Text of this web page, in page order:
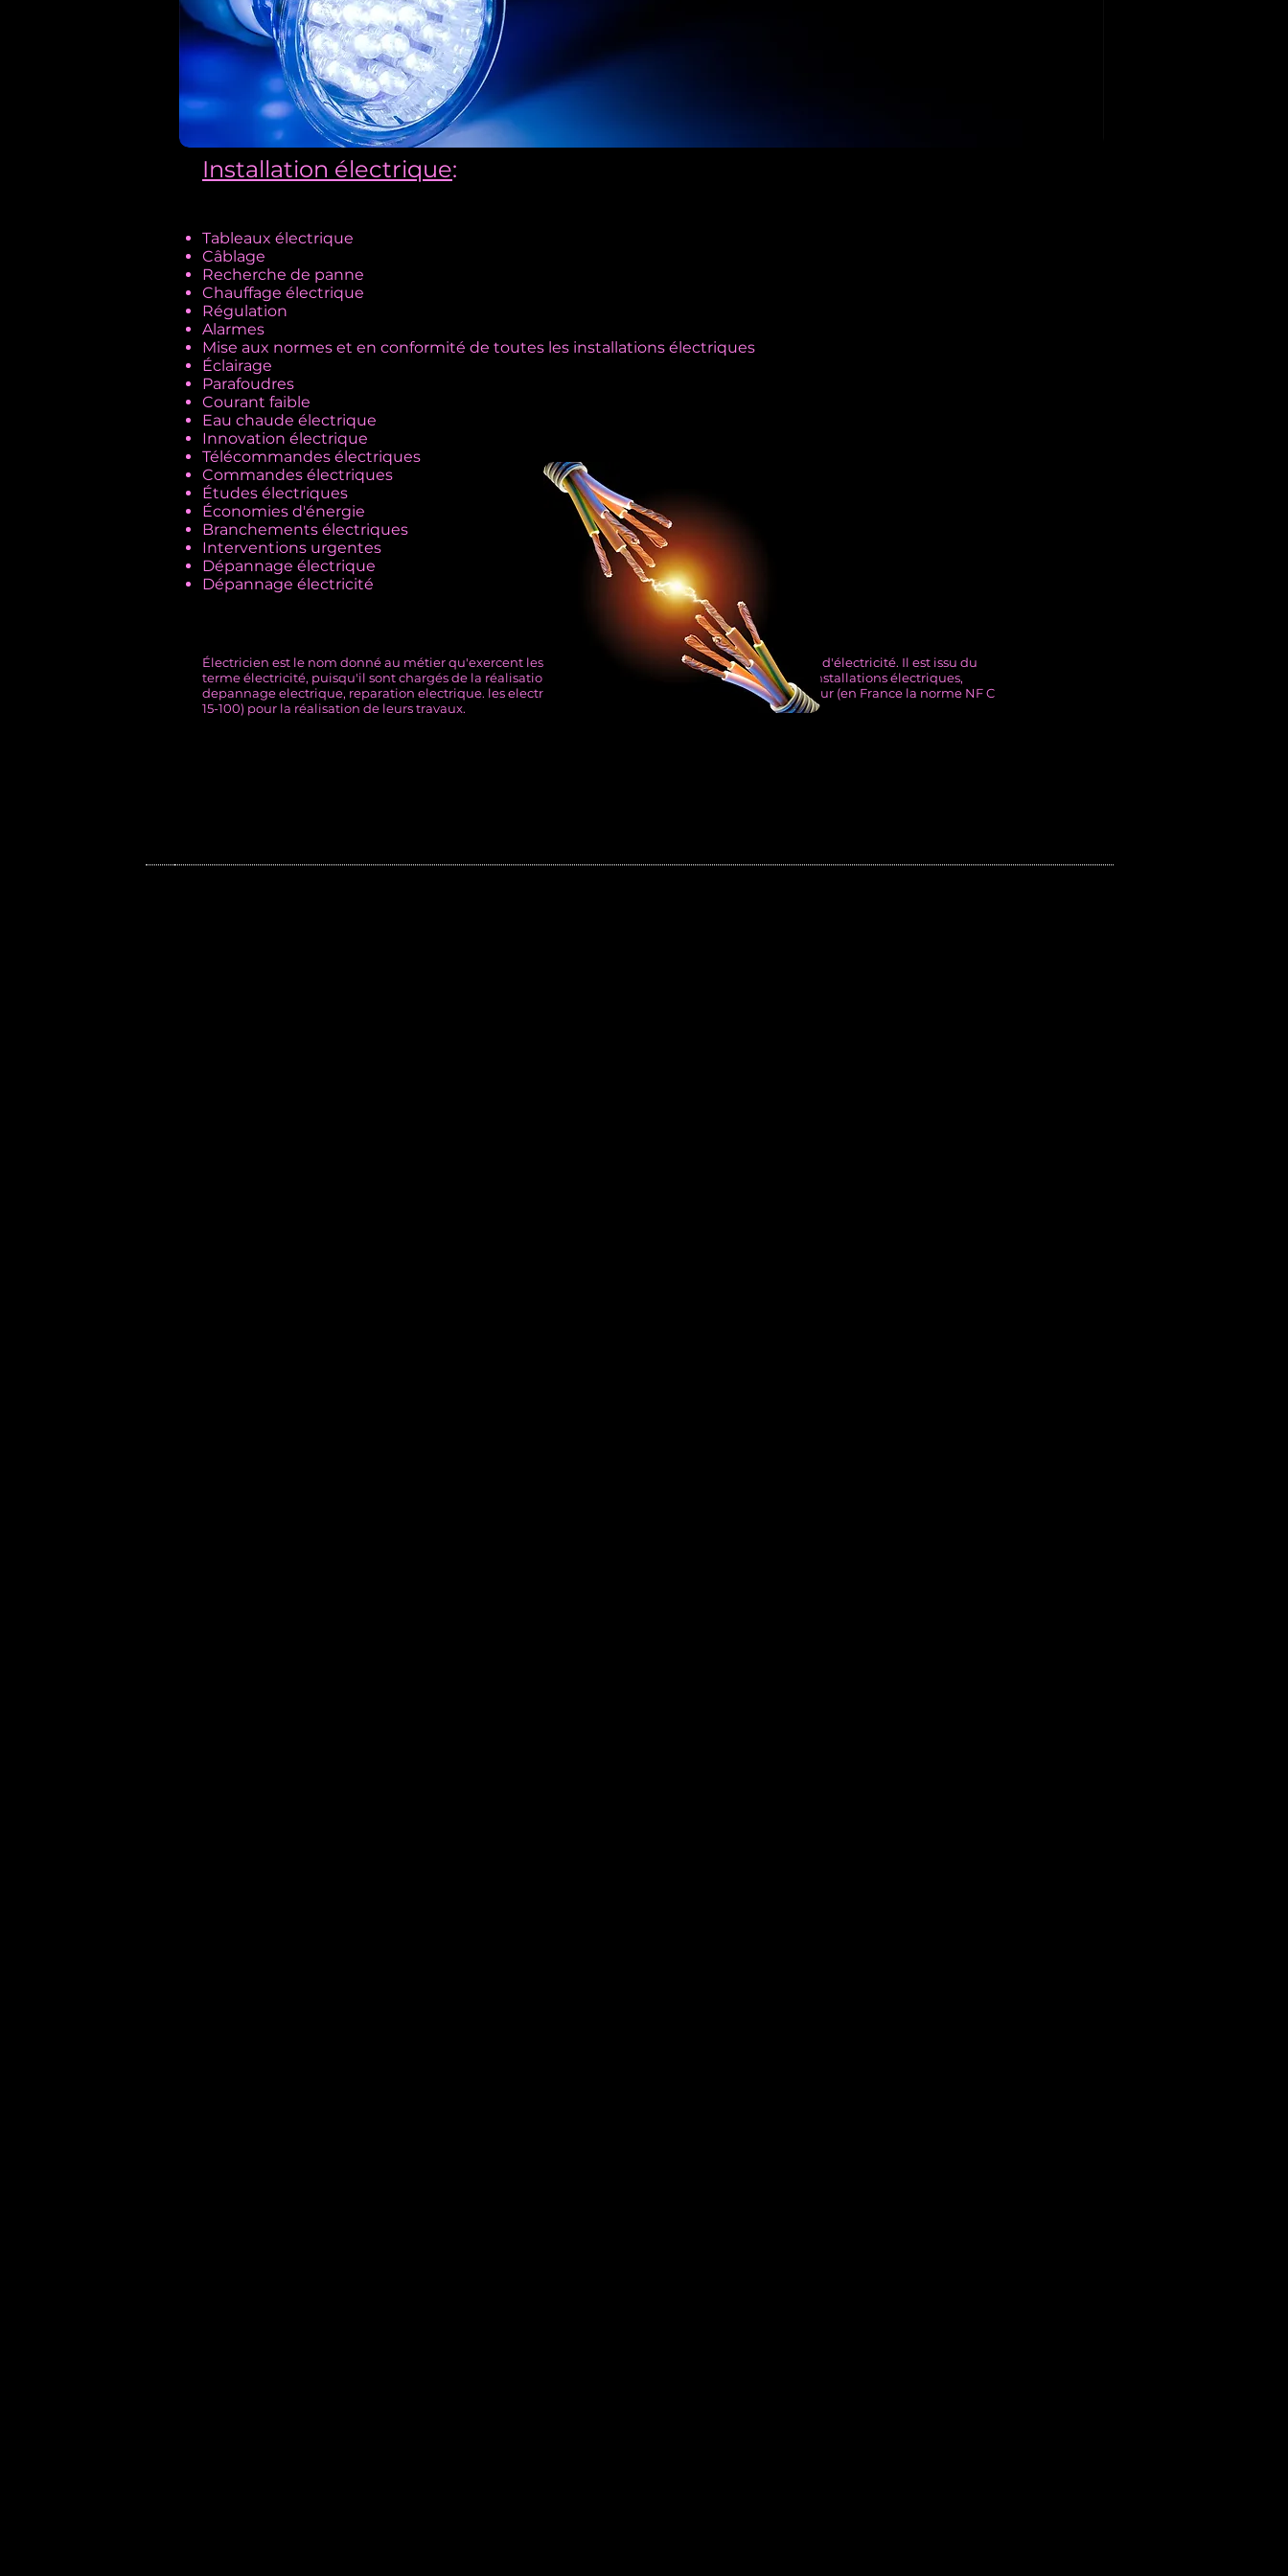
Installation électrique:
Tableaux électrique
Câblage
Recherche de panne
Chauffage électrique
Régulation
Alarmes
Mise aux normes et en conformité de toutes les installations électriques
Éclairage
Parafoudres
Courant faible
Eau chaude électrique
Innovation électrique
Télécommandes électriques
Commandes électriques
Études électriques
Économies d'énergie
Branchements électriques
Interventions urgentes
Dépannage électrique
Dépannage électricité
Électricien est le nom donné au métier qu'exercent les personnes qui executent des installation en d'électricité. Il est issu du
terme électricité, puisqu'il sont chargés de la réalisation, de la maintenance, de la modification d'installations électriques,
depannage electrique, reparation electrique. les electriciens doivent respecter les normes en vigueur (en France la norme NF C
15-100) pour la réalisation de leurs travaux.